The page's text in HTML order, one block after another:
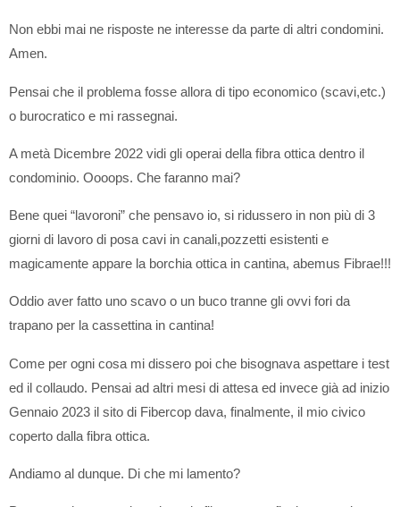
Non ebbi mai ne risposte ne interesse da parte di altri condomini.
Amen.
Pensai che il problema fosse allora di tipo economico (scavi,etc.)
o burocratico e mi rassegnai.
A metà Dicembre 2022 vidi gli operai della fibra ottica dentro il
condominio. Oooops. Che faranno mai?
Bene quei “lavoroni” che pensavo io, si ridussero in non più di 3
giorni di lavoro di posa cavi in canali,pozzetti esistenti e
magicamente appare la borchia ottica in cantina, abemus Fibrae!!!
Oddio aver fatto uno scavo o un buco tranne gli ovvi fori da
trapano per la cassettina in cantina!
Come per ogni cosa mi dissero poi che bisognava aspettare i test
ed il collaudo. Pensai ad altri mesi di attesa ed invece già ad inizio
Gennaio 2023 il sito di Fibercop dava, finalmente, il mio civico
coperto dalla fibra ottica.
Andiamo al dunque. Di che mi lamento?